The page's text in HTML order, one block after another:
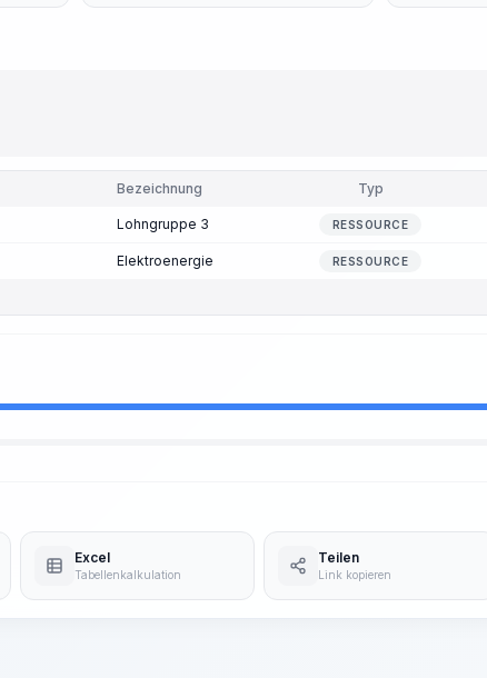
Bezeichnung Typ
Lohngruppe 3 RESSOURCE
Elektroenergie RESSOURCE
Excel
Tabellenkalkulation
Teilen
Link kopieren